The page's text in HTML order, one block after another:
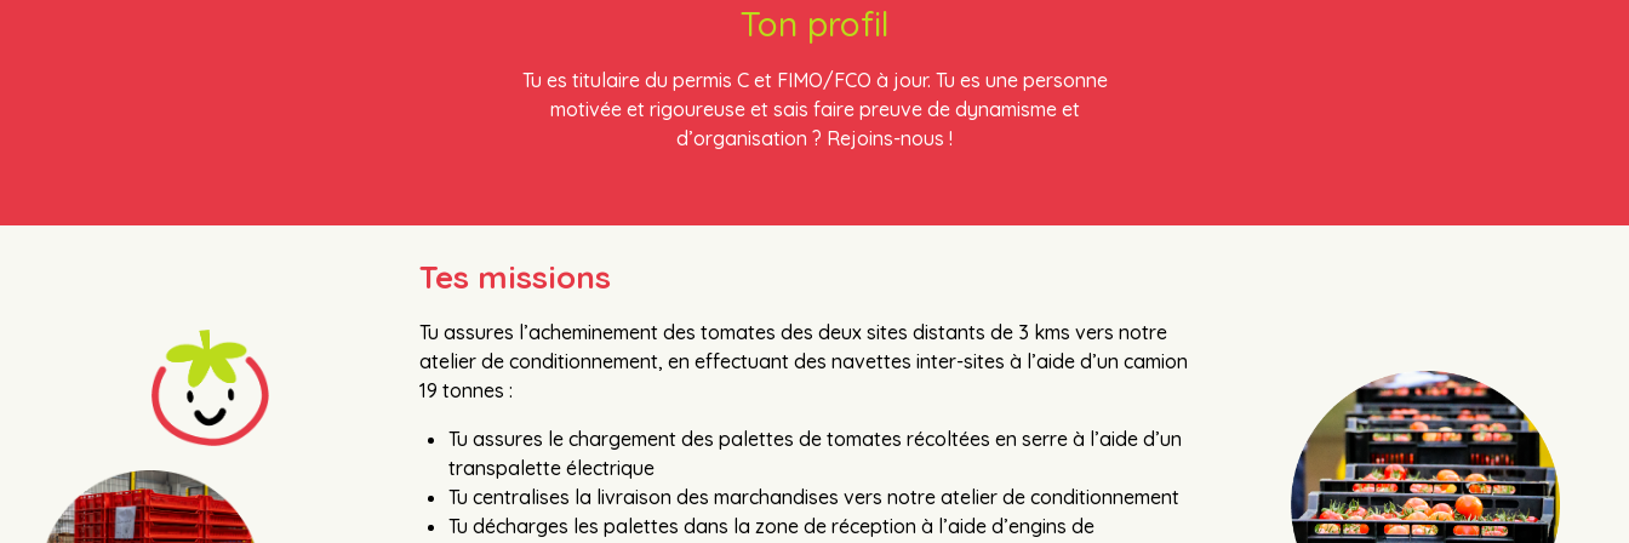
Ton profil
Tu es titulaire du permis C et FIMO/FCO à jour. Tu es une personne
motivée et rigoureuse et sais faire preuve de dynamisme et
d’organisation ? Rejoins-nous !
Tes missions
Tu assures l’acheminement des tomates des deux sites distants de 3 kms vers notre
atelier de conditionnement, en effectuant des navettes inter-sites à l’aide d’un camion
19 tonnes :
Tu assures le chargement des palettes de tomates récoltées en serre à l’aide d’un
transpalette électrique
Tu centralises la livraison des marchandises vers notre atelier de conditionnement
Tu décharges les palettes dans la zone de réception à l’aide d’engins de